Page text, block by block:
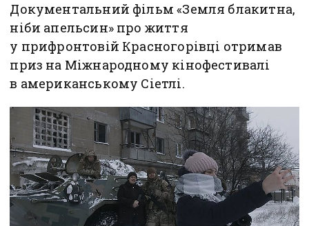
Документальний фільм «Земля блакитна,
ніби апельсин» про життя
у прифронтовій Красногорівці отримав
приз на Міжнародному кінофестивалі
в американському Сіетлі.